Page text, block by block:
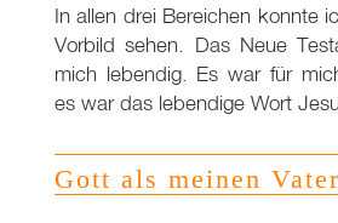
In allen drei Bereichen konnte
Vorbild sehen. Das Neue
mich lebendig. Es war für
es war das lebendige Wort
Gott als meinen